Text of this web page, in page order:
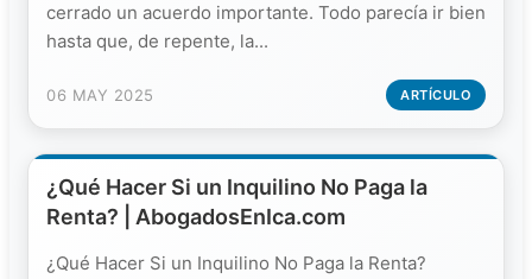
cerrado un acuerdo importante. Todo parecía ir bien
hasta que, de repente, la...
06 MAY 2025 ARTÍCULO
¿Qué Hacer Si un Inquilino No Paga la
Renta? | AbogadosEnIca.com
¿Qué Hacer Si un Inquilino No Paga la Renta?